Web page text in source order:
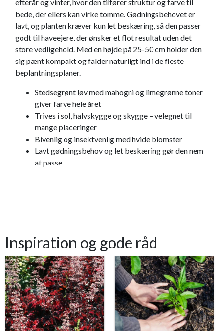
efterår og vinter, hvor den tilfører struktur og farve til
bede, der ellers kan virke tomme. Gødningsbehovet er
lavt, og planten kræver kun let beskæring, så den passer
godt til haveejere, der ønsker et flot resultat uden det
store vedligehold. Med en højde på 25-50 cm holder den
sig pænt kompakt og falder naturligt ind i de fleste
beplantningsplaner.
Stedsegrønt løv med mahogni og limegrønne toner
giver farve hele året
Trives i sol, halvskygge og skygge – velegnet til
mange placeringer
Bivenlig og insektvenlig med hvide blomster
Lavt gødningsbehov og let beskæring gør den nem
at passe
Inspiration og gode råd